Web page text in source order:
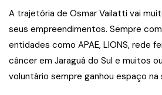
A trajetória de Osmar Vailatti vai
seus empreendimentos. Sempre
entidades como APAE, LIONS, rede
câncer em Jaraguá do Sul e muitos
voluntário sempre ganhou espaço na